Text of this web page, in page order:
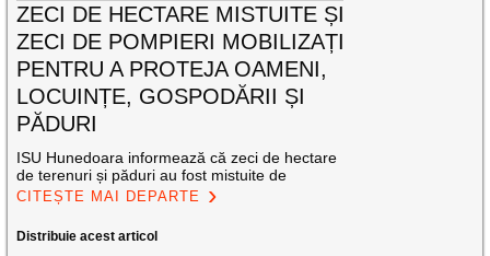
ZECI DE HECTARE MISTUITE ȘI
ZECI DE POMPIERI MOBILIZAȚI
PENTRU A PROTEJA OAMENI,
LOCUINȚE, GOSPODĂRII ȘI
PĂDURI
ISU Hunedoara informează că zeci de hectare
de terenuri și păduri au fost mistuite de
CITEȘTE MAI DEPARTE
Distribuie acest articol